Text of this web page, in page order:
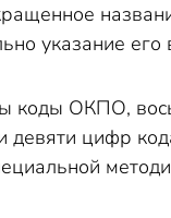
указание
коды ОКПО,
цифр